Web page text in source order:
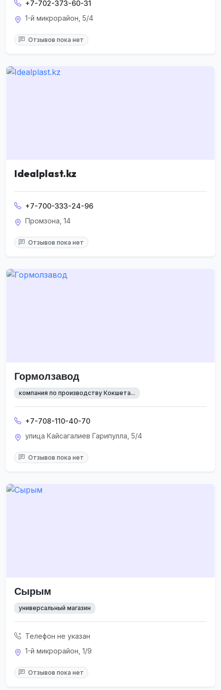
+7-702-373-60-31
1-й микрорайон, 5/4
Отзывов пока нет
Idealplast.kz
+7-700-333-24-96
Промзона, 14
Отзывов пока нет
Гормолзавод
компания по производству Кокшета...
+7-708-110-40-70
улица Кайсагалиев Гарипулла, 5/4
Отзывов пока нет
Сырым
универсальный магазин
Телефон не указан
1-й микрорайон, 1/9
Отзывов пока нет